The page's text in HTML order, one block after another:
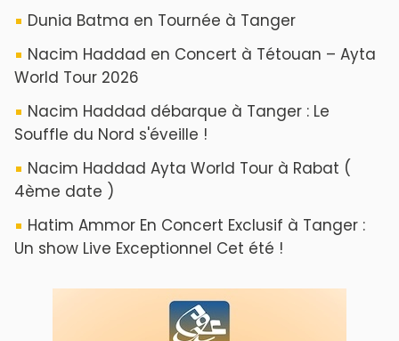
Dunia Batma en Tournée à Tanger
Nacim Haddad en Concert à Tétouan – Ayta
World Tour 2026
Nacim Haddad débarque à Tanger : Le
Souffle du Nord s'éveille !
Nacim Haddad Ayta World Tour à Rabat (
4ème date )
Hatim Ammor En Concert Exclusif à Tanger :
Un show Live Exceptionnel Cet été !